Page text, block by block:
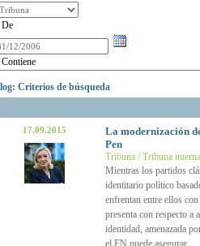
De
Contiene
Criterios de búsqueda
17.09.2015
La modernización
Pen
Tribuna / Tribuna
Mientras los partidos
identitario político
enfrentan entre ellos
presenta con respecto a
identidad, amenazada
el FN puede asegurar.